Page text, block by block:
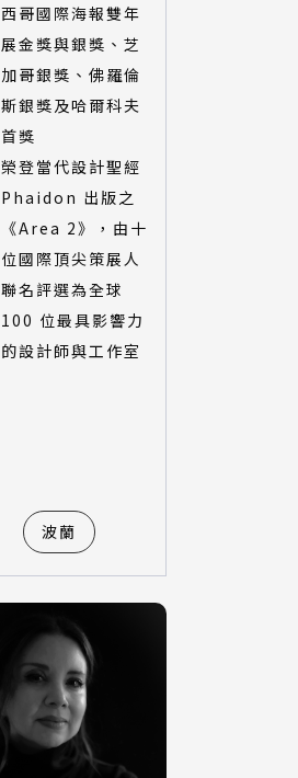
西哥國際海報雙年
展金獎與銀獎、芝
加哥銀獎、佛羅倫
斯銀獎及哈爾科夫
首獎
榮登當代設計聖經
Phaidon 出版之
《Area 2》，由十
位國際頂尖策展人
聯名評選為全球
100 位最具影響力
的設計師與工作室
波蘭